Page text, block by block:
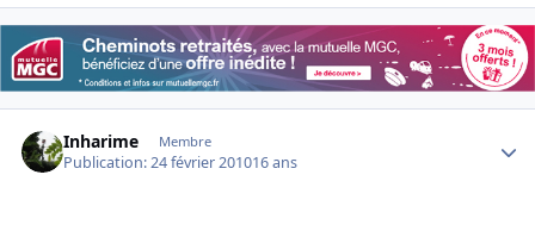
Inharime Membre
Publication:24 février 201016 ans